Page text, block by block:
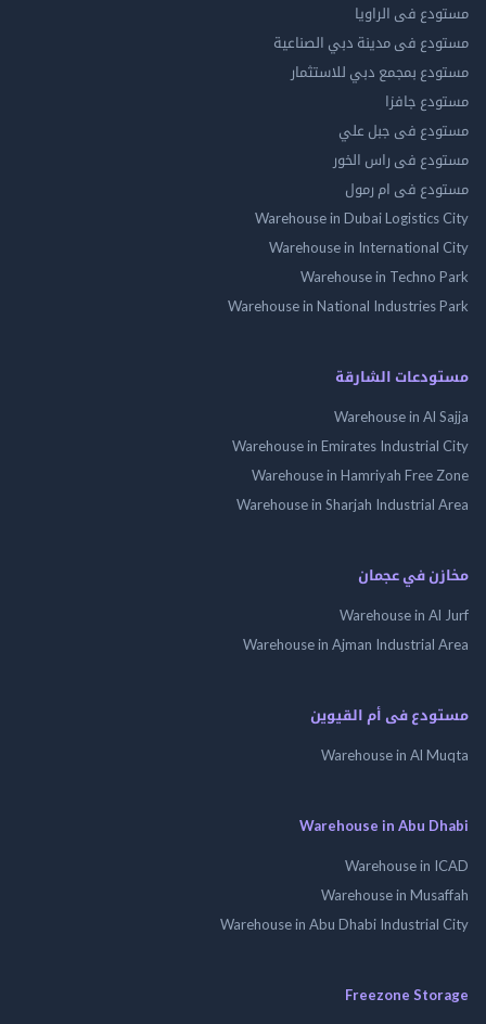
مستودع فى الراويا
مستودع فى مدينة دبي الصناعية
مستودع بمجمع دبي للاستثمار
مستودع جافزا
مستودع فى جبل علي
مستودع فى راس الخور
مستودع فى ام رمول
Warehouse in Dubai Logistics City
Warehouse in International City
Warehouse in Techno Park
Warehouse in National Industries Park
مستودعات الشارقة
Warehouse in Al Sajja
Warehouse in Emirates Industrial City
Warehouse in Hamriyah Free Zone
Warehouse in Sharjah Industrial Area
مخازن في عجمان
Warehouse in Al Jurf
Warehouse in Ajman Industrial Area
مستودع فى أم القيوين
Warehouse in Al Muqta
Warehouse in Abu Dhabi
Warehouse in ICAD
Warehouse in Musaffah
Warehouse in Abu Dhabi Industrial City
Freezone Storage